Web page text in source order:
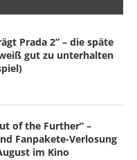
Prada 2” – die späte
gut zu unterhalten
of the Further“ –
Fanpakete-Verlosung
im Kino